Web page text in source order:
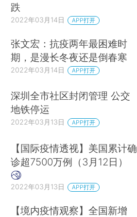
跌
2022年03月14日 APP打开
张文宏：抗疫两年最困难时
期，是漫长冬夜还是倒春寒
2022年03月14日 APP打开
深圳全市社区封闭管理 公交
地铁停运
2022年03月13日 APP打开
【国际疫情透视】美国累计确
诊超7500万例（3月12日）
2022年03月13日 APP打开
【境内疫情观察】全国新增